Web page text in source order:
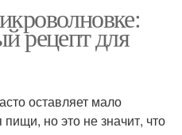
рецепт для
оставляет мало
но это не значит, что